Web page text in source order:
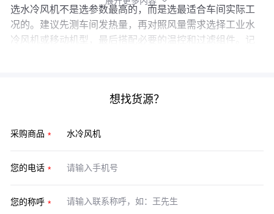
选水冷风机不是选参数最高的，而是选最适合车间实际工
况的。建议先测车间发热量，再对照风量需求选择工业水
冷风机或移动机型，最后搭配必要的温控和过滤组件。记
想找货源？
采购商品
您的电话
您的称呼